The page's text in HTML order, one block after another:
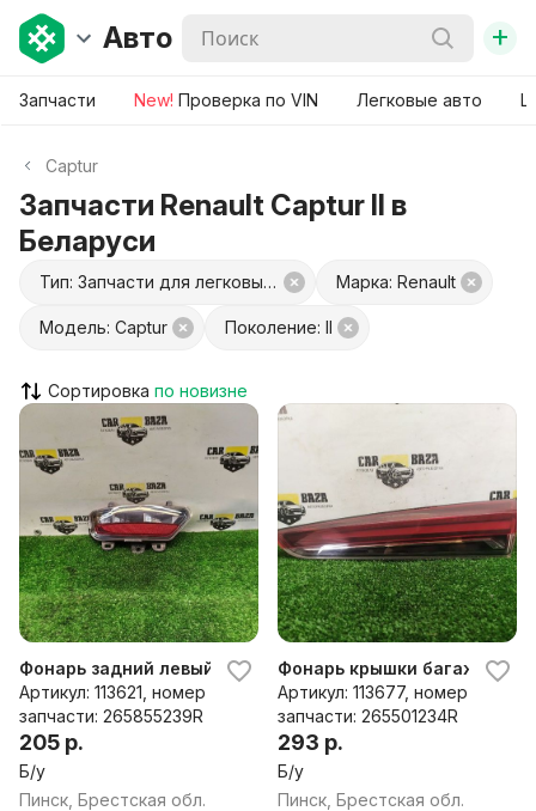
Авто +
Запчасти New! Проверка по VIN Легковые авто
Captur
Запчасти Renault Captur II в
Беларуси
Тип: Запчасти для легковых авто Марка: Renault
Модель: Captur Поколение: II
Сортировка
Фонарь задний левый к Renault Captur
Артикул: 113621, номер
запчасти: 265855239R
205 р.
Б/у
Пинск, Брестская обл.
Фонарь крышки багажника
Артикул: 113677, номер
запчасти: 265501234R
293 р.
Б/у
Пинск, Брестская обл.